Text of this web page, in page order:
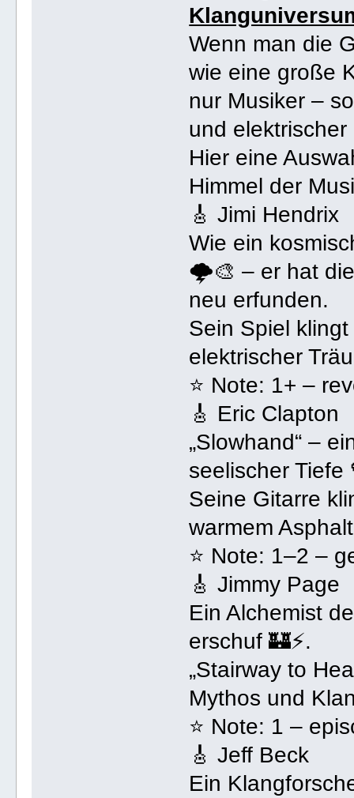
Wenn man die
wie eine große
nur Musiker –
und elektrischer
Hier eine
Himmel der
🎸 Jimi Hendrix
Wie ein
🌩️🎨 – er hat
neu erfunden.
Sein Spiel
elektrischer
⭐ Note: 1+ –
🎸 Eric Clapton
„Slowhand“ –
seelischer Tiefe
Seine Gitarre
warmem
⭐ Note: 1–2 –
🎸 Jimmy Page
Ein Alchemist
erschuf 🏰⚡.
„Stairway to
Mythos und
⭐ Note: 1 –
🎸 Jeff Beck
Ein